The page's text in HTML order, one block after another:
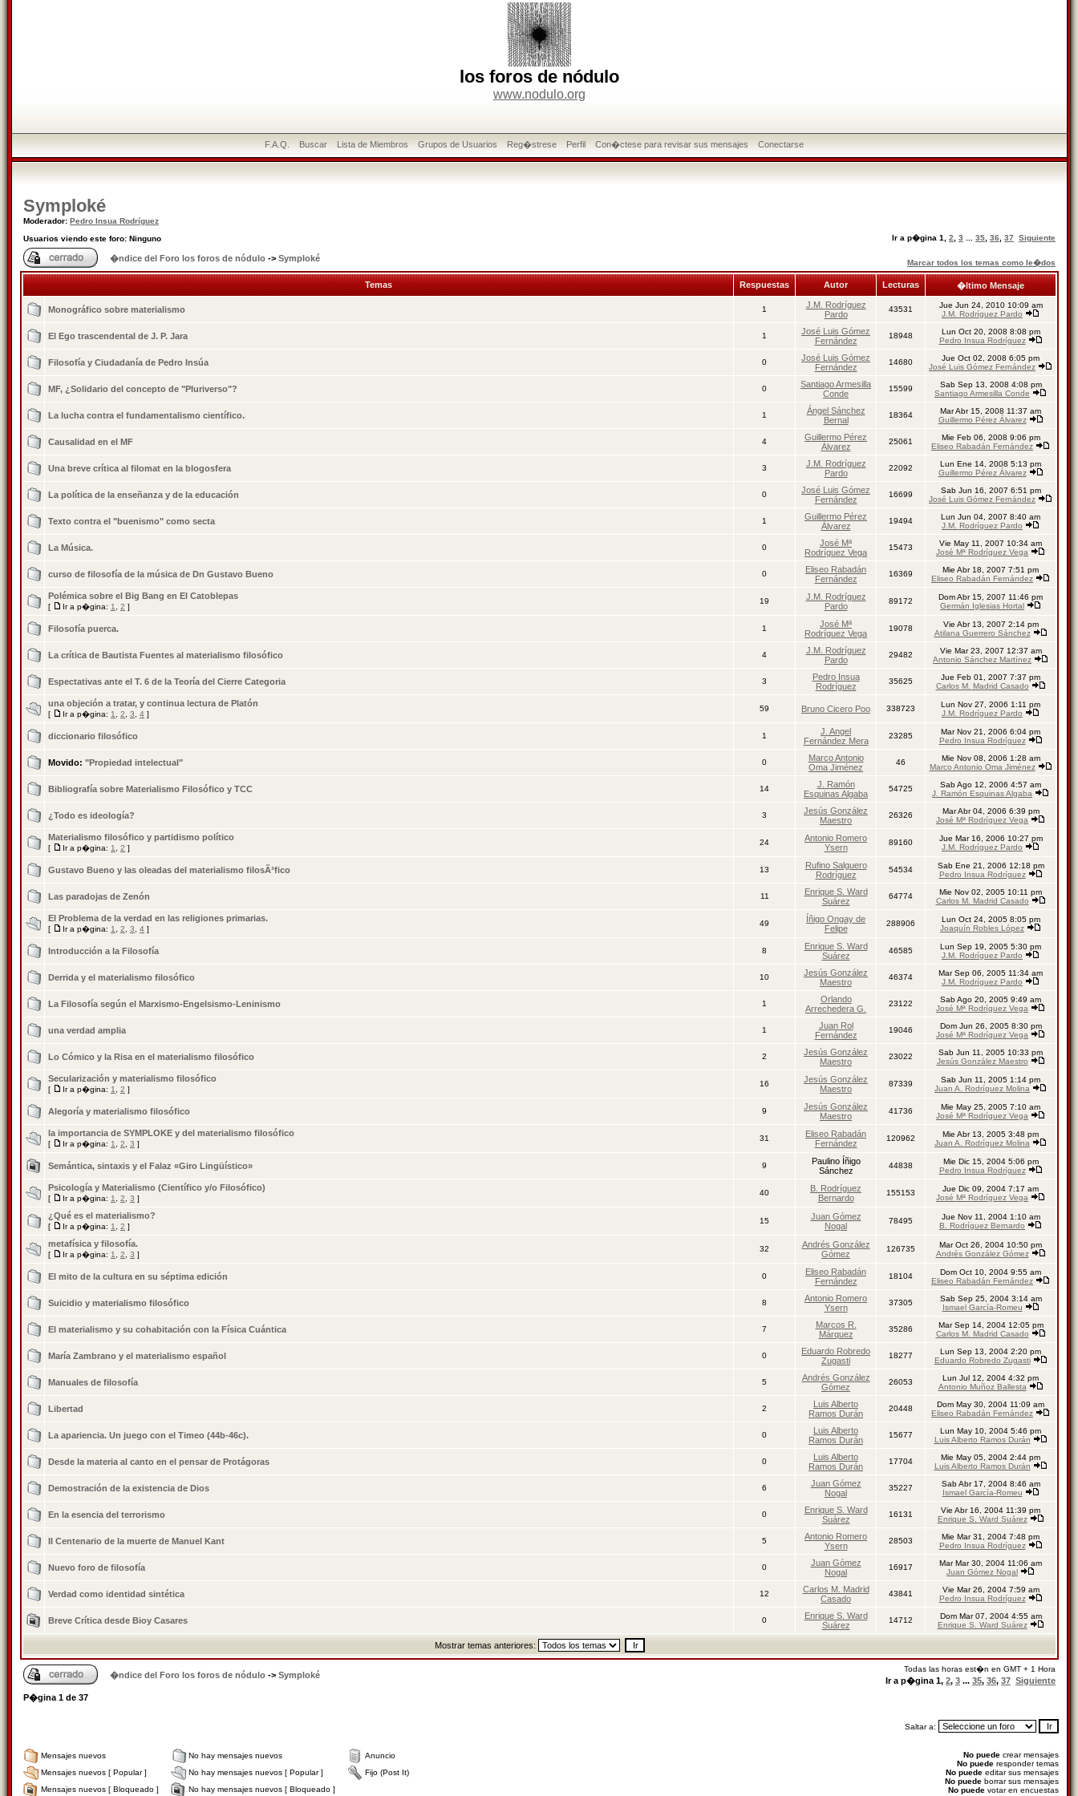
los foros de nódulo
www.nodulo.org
F.A.Q. Buscar Lista de Miembros Grupos de Usuarios Reg�strese Perfil Con�ctese para revisar sus mensajes Conectarse
Symploké
Moderador: Pedro Insua Rodríguez
Usuarios viendo este foro: Ninguno
Ir a p�gina 1 2 3 35 36 37 Siguiente
�ndice del Foro los foros de nódulo -> Symploké Marcar todos los temas como le�dos
Temas Respuestas Autor Lecturas �ltimo Mensaje
Monográfico sobre materialismo 1
J.M. Rodríguez
Pardo
43531
Jue Jun 24, 2010 10:09 am
J.M. Rodríguez Pardo
El Ego trascendental de J. P. Jara 1
José Luis Gómez
Fernández
18948
Lun Oct 20, 2008 8:08 pm
Pedro Insua Rodríguez
Filosofía y Ciudadanía de Pedro Insúa 0
José Luis Gómez
Fernández
14680
Jue Oct 02, 2008 6:05 pm
José Luis Gómez Fernández
MF, ¿Solidario del concepto de "Pluriverso"? 0
Santiago Armesilla
Conde
15599
Sab Sep 13, 2008 4:08 pm
Santiago Armesilla Conde
La lucha contra el fundamentalismo científico. 1
Ángel Sánchez
Bernal
18364
Mar Abr 15, 2008 11:37 am
Guillermo Pérez Álvarez
Causalidad en el MF 4
Guillermo Pérez
Álvarez
25061
Mie Feb 06, 2008 9:06 pm
Eliseo Rabadán Fernández
Una breve crítica al filomat en la blogosfera 3
J.M. Rodríguez
Pardo
22092
Lun Ene 14, 2008 5:13 pm
Guillermo Pérez Álvarez
La política de la enseñanza y de la educación 0
José Luis Gómez
Fernández
16699
Sab Jun 16, 2007 6:51 pm
José Luis Gómez Fernández
Texto contra el "buenismo" como secta 1
Guillermo Pérez
Álvarez
19494
Lun Jun 04, 2007 8:40 am
J.M. Rodríguez Pardo
La Música. 0
José Mª
Rodríguez Vega
15473
Vie May 11, 2007 10:34 am
José Mª Rodríguez Vega
curso de filosofía de la música de Dn Gustavo Bueno 0
Eliseo Rabadán
Fernández
16369
Mie Abr 18, 2007 7:51 pm
Eliseo Rabadán Fernández
Polémica sobre el Big Bang en El Catoblepas
[ Ir a p�gina: 1 2 ]
19
J.M. Rodríguez
Pardo
89172
Dom Abr 15, 2007 11:46 pm
Germán Iglesias Hortal
Filosofía puerca. 1
José Mª
Rodríguez Vega
19078
Vie Abr 13, 2007 2:14 pm
Atilana Guerrero Sánchez
La crí­tica de Bautista Fuentes al materialismo filosófico 4
J.M. Rodríguez
Pardo
29482
Vie Mar 23, 2007 12:37 am
Antonio Sánchez Martínez
Espectativas ante el T. 6 de la Teorí­a del Cierre Categoria 3
Pedro Insua
Rodríguez
35625
Jue Feb 01, 2007 7:37 pm
Carlos M. Madrid Casado
una objeción a tratar, y continua lectura de Platón
[ Ir a p�gina: 1 2 3 4 ]
59 Bruno Cicero Poo 338723
Lun Nov 27, 2006 1:11 pm
J.M. Rodríguez Pardo
diccionario filosófico 1
J. Angel
Fernández Mera
23285
Mar Nov 21, 2006 6:04 pm
Pedro Insua Rodríguez
Movido: "Propiedad intelectual" 0
Marco Antonio
Oma Jiménez
46
Mie Nov 08, 2006 1:28 am
Marco Antonio Oma Jiménez
Bibliografía sobre Materialismo Filosófico y TCC 14
J. Ramón
Esquinas Algaba
54725
Sab Ago 12, 2006 4:57 am
J. Ramón Esquinas Algaba
¿Todo es ideologí­a? 3
Jesús González
Maestro
26326
Mar Abr 04, 2006 6:39 pm
José Mª Rodríguez Vega
Materialismo filosófico y partidismo polí­tico
[ Ir a p�gina: 1 2 ]
24
Antonio Romero
Ysern
89160
Jue Mar 16, 2006 10:27 pm
J.M. Rodríguez Pardo
Gustavo Bueno y las oleadas del materialismo filosÃ³fico 13
Rufino Salguero
Rodríguez
54534
Sab Ene 21, 2006 12:18 pm
Pedro Insua Rodríguez
Las paradojas de Zenón 11
Enrique S. Ward
Suárez
64774
Mie Nov 02, 2005 10:11 pm
Carlos M. Madrid Casado
El Problema de la verdad en las religiones primarias.
[ Ir a p�gina: 1 2 3 4 ]
49
Íñigo Ongay de
Felipe
288906
Lun Oct 24, 2005 8:05 pm
Joaquín Robles López
Introducción a la Filosofí­a 8
Enrique S. Ward
Suárez
46585
Lun Sep 19, 2005 5:30 pm
J.M. Rodríguez Pardo
Derrida y el materialismo filosófico 10
Jesús González
Maestro
46374
Mar Sep 06, 2005 11:34 am
J.M. Rodríguez Pardo
La Filosofí­a según el Marxismo-Engelsismo-Leninismo 1
Orlando
Arrechedera G.
23122
Sab Ago 20, 2005 9:49 am
José Mª Rodríguez Vega
una verdad amplia 1
Juan Rol
Fernández
19046
Dom Jun 26, 2005 8:30 pm
José Mª Rodríguez Vega
Lo Cómico y la Risa en el materialismo filosófico 2
Jesús González
Maestro
23022
Sab Jun 11, 2005 10:33 pm
Jesús González Maestro
Secularización y materialismo filosófico
[ Ir a p�gina: 1 2 ]
16
Jesús González
Maestro
87339
Sab Jun 11, 2005 1:14 pm
Juan A. Rodríguez Molina
Alegoría y materialismo filosófico 9
Jesús González
Maestro
41736
Mie May 25, 2005 7:10 am
José Mª Rodríguez Vega
la importancia de SYMPLOKE y del materialismo filosófico
[ Ir a p�gina: 1 2 3 ]
31
Eliseo Rabadán
Fernández
120962
Mie Abr 13, 2005 3:48 pm
Juan A. Rodríguez Molina
Semántica, sintaxis y el Falaz «Giro Lingüístico» 9
Paulino Íñigo
Sánchez
44838
Mie Dic 15, 2004 5:06 pm
Pedro Insua Rodríguez
Psicologí­a y Materialismo (Científico y/o Filosófico)
[ Ir a p�gina: 1 2 3 ]
40
B. Rodríguez
Bernardo
155153
Jue Dic 09, 2004 7:17 am
José Mª Rodríguez Vega
¿Qué es el materialismo?
[ Ir a p�gina: 1 2 ]
15
Juan Gómez
Nogal
78495
Jue Nov 11, 2004 1:10 am
B. Rodríguez Bernardo
metafísica y filosofía.
[ Ir a p�gina: 1 2 3 ]
32
Andrés González
Gómez
126735
Mar Oct 26, 2004 10:50 pm
Andrés González Gómez
El mito de la cultura en su séptima edición 0
Eliseo Rabadán
Fernández
18104
Dom Oct 10, 2004 9:55 am
Eliseo Rabadán Fernández
Suicidio y materialismo filosófico 8
Antonio Romero
Ysern
37305
Sab Sep 25, 2004 3:14 am
Ismael García-Romeu
El materialismo y su cohabitación con la Física Cuántica 7
Marcos R.
Márquez
35286
Mar Sep 14, 2004 12:05 pm
Carlos M. Madrid Casado
María Zambrano y el materialismo español 0
Eduardo Robredo
Zugasti
18277
Lun Sep 13, 2004 2:20 pm
Eduardo Robredo Zugasti
Manuales de filosofía 5
Andrés González
Gómez
26053
Lun Jul 12, 2004 4:32 pm
Antonio Muñoz Ballesta
Libertad 2
Luis Alberto
Ramos Durán
20448
Dom May 30, 2004 11:09 am
Eliseo Rabadán Fernández
La apariencia. Un juego con el Timeo (44b-46c). 0
Luis Alberto
Ramos Durán
15677
Lun May 10, 2004 5:46 pm
Luis Alberto Ramos Durán
Desde la materia al canto en el pensar de Protágoras 0
Luis Alberto
Ramos Durán
17704
Mie May 05, 2004 2:44 pm
Luis Alberto Ramos Durán
Demostración de la existencia de Dios 6
Juan Gómez
Nogal
35227
Sab Abr 17, 2004 8:46 am
Ismael García-Romeu
En la esencia del terrorismo 0
Enrique S. Ward
Suárez
16131
Vie Abr 16, 2004 11:39 pm
Enrique S. Ward Suárez
II Centenario de la muerte de Manuel Kant 5
Antonio Romero
Ysern
28503
Mie Mar 31, 2004 7:48 pm
Pedro Insua Rodríguez
Nuevo foro de filosofí­a 0
Juan Gómez
Nogal
16917
Mar Mar 30, 2004 11:06 am
Juan Gómez Nogal
Verdad como identidad sintética 12
Carlos M. Madrid
Casado
43841
Vie Mar 26, 2004 7:59 am
Pedro Insua Rodríguez
Breve Crí­tica desde Bioy Casares 0
Enrique S. Ward
Suárez
14712
Dom Mar 07, 2004 4:55 am
Enrique S. Ward Suárez
Mostrar temas anteriores:
�ndice del Foro los foros de nódulo -> Symploké
Todas las horas est�n en GMT + 1 Hora
Ir a p�gina 1, 2, 3 ... 35, 36, 37 Siguiente
P�gina 1 de 37
Saltar a:
Mensajes nuevos No hay mensajes nuevos
Anuncio
Mensajes nuevos [ Popular ]
No hay mensajes nuevos [ Popular ]
Fijo (Post It)
Mensajes nuevos [ Bloqueado ]
No hay mensajes nuevos [ Bloqueado ]
No puede crear mensajes
No puede responder temas
No puede editar sus mensajes
No puede borrar sus mensajes
No puede votar en encuestas